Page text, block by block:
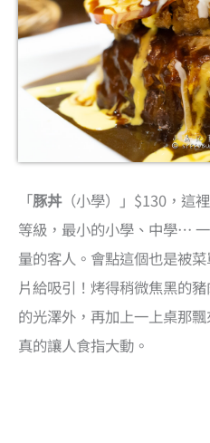
「豚丼（小學）」$130，這
等級，最小的小學、中學…
量的客人。會點這個也是被
片給吸引！烤得稍微焦黑的
的光澤外，再加上一上桌那
真的讓人食指大動。